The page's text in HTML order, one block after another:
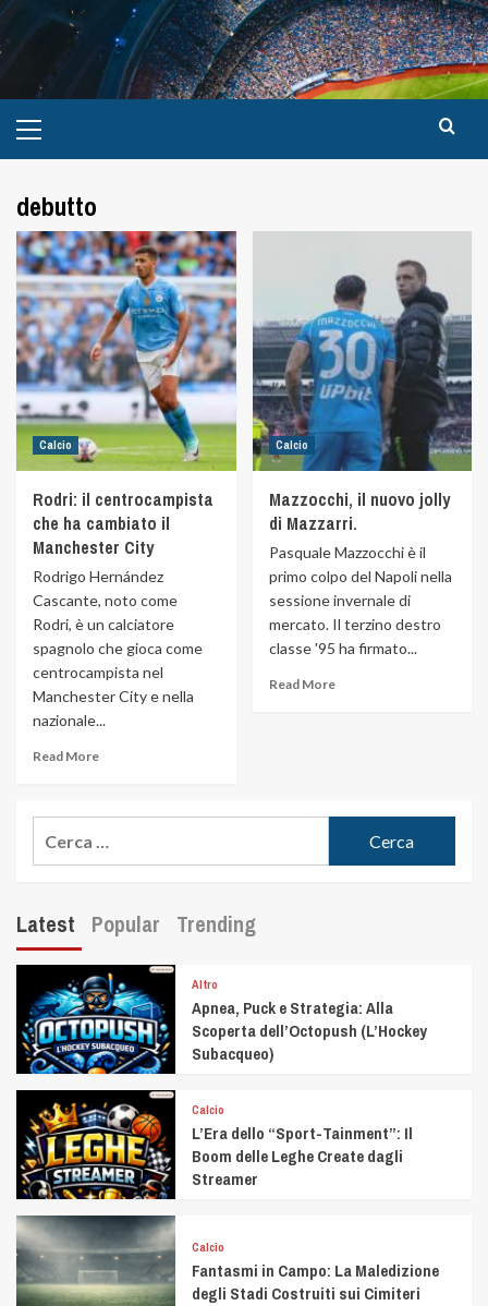
debutto
Calcio
Rodri: il centrocampista
che ha cambiato il
Manchester City
Rodrigo Hernández
Cascante, noto come
Rodri, è un calciatore
spagnolo che gioca come
centrocampista nel
Manchester City e nella
nazionale...
Read More
Calcio
Mazzocchi, il nuovo jolly
di Mazzarri.
Pasquale Mazzocchi è il
primo colpo del Napoli nella
sessione invernale di
mercato. Il terzino destro
classe '95 ha firmato...
Read More
Latest Popular Trending
Altro
Apnea, Puck e Strategia: Alla
Scoperta dell’Octopush (L’Hockey
Subacqueo)
Calcio
L’Era dello “Sport-Tainment”: Il
Boom delle Leghe Create dagli
Streamer
Calcio
Fantasmi in Campo: La Maledizione
degli Stadi Costruiti sui Cimiteri